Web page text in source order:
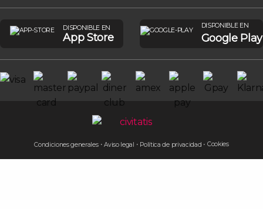
DISPONIBLE EN
App Store
DISPONIBLE EN
Google Play
Condiciones generales Aviso legal Política de privacidad Cookies